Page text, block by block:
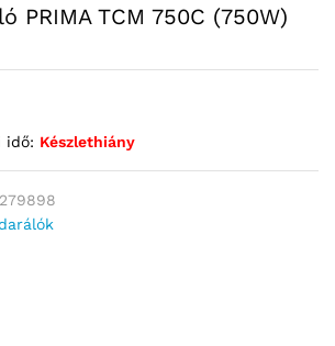
PRIMA TCM 750C (750W)
idő: Készlethiány